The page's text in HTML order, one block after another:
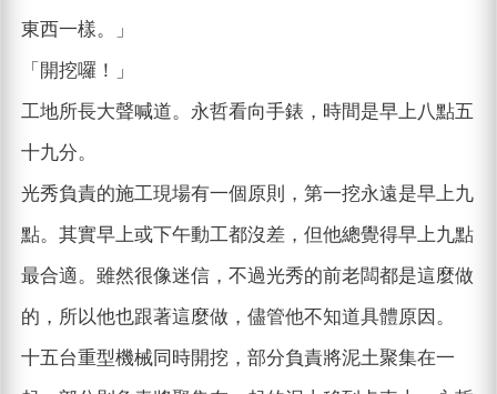
東西一樣。」
「開挖囉！」
工地所長大聲喊道。永哲看向手錶，時間是早上八點五
十九分。
光秀負責的施工現場有一個原則，第一挖永遠是早上九
點。其實早上或下午動工都沒差，但他總覺得早上九點
最合適。雖然很像迷信，不過光秀的前老闆都是這麼做
的，所以他也跟著這麼做，儘管他不知道具體原因。
十五台重型機械同時開挖，部分負責將泥土聚集在一